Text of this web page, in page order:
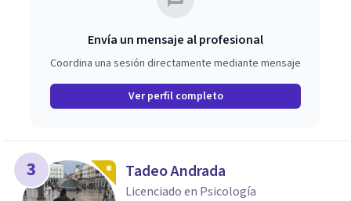
Envía un mensaje al profesional
Coordina una sesión directamente mediante mensaje
Ver perfil completo
3 Tadeo Andrada
Licenciado en Psicología